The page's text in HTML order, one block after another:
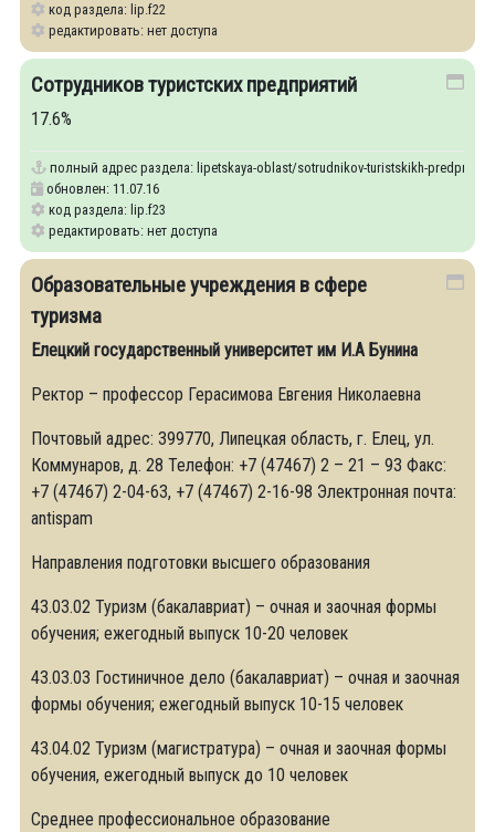
код раздела: lip.f22
редактировать: нет доступа
Сотрудников туристских предприятий
17.6%
полный адрес раздела: lipetskaya-oblast/sotrudnikov-turistskikh-predpriyatiy
обновлен: 11.07.16
код раздела: lip.f23
редактировать: нет доступа
Образовательные учреждения в сфере
туризма
Елецкий государственный университет им И.А Бунина
Ректор – профессор Герасимова Евгения Николаевна
Почтовый адрес: 399770, Липецкая область, г. Елец, ул.
Коммунаров, д. 28 Телефон: +7 (47467) 2 – 21 – 93 Факс:
+7 (47467) 2-04-63, +7 (47467) 2-16-98 Электронная почта:
antispam
Направления подготовки высшего образования
43.03.02 Туризм (бакалавриат) – очная и заочная формы
обучения; ежегодный выпуск 10-20 человек
43.03.03 Гостиничное дело (бакалавриат) – очная и заочная
формы обучения; ежегодный выпуск 10-15 человек
43.04.02 Туризм (магистратура) – очная и заочная формы
обучения, ежегодный выпуск до 10 человек
Среднее профессиональное образование